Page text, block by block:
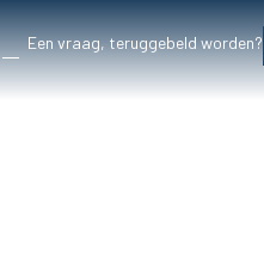
Een vraag, teruggebeld worden?